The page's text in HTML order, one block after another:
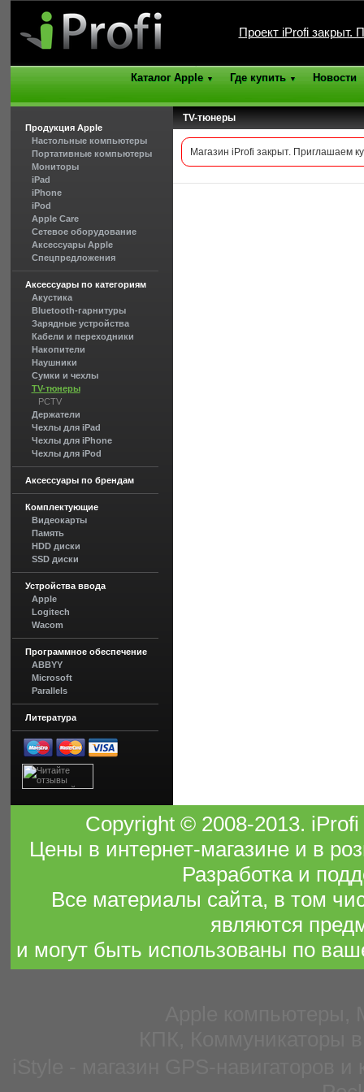
Проект iProfi закрыт.
Каталог Apple ▼ Где купить ▼ Новости
Продукция Apple
Настольные компьютеры
Портативные компьютеры
Мониторы
iPad
iPhone
iPod
Apple Care
Сетевое оборудование
Аксессуары Apple
Спецпредложения
Аксессуары по категориям
Акустика
Bluetooth-гарнитуры
Зарядные устройства
Кабели и переходники
Накопители
Наушники
Сумки и чехлы
TV-тюнеры
PCTV
Держатели
Чехлы для iPad
Чехлы для iPhone
Чехлы для iPod
Аксессуары по брендам
Комплектующие
Видеокарты
Память
HDD диски
SSD диски
Устройства ввода
Apple
Logitech
Wacom
Программное обеспечение
ABBYY
Microsoft
Parallels
Литература
TV-тюнеры
Магазин iProfi закрыт. Приглашаем
Copyright © 2008-2013.
Цены в интернет-магазине и в
Разработка и
Все материалы сайта, в том
являются
и могут быть использованы по